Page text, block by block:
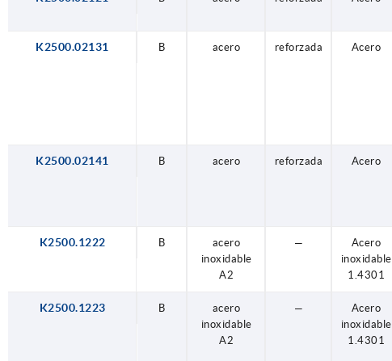
K2500.02131 B acero reforzada Acero
K2500.02141 B acero reforzada Acero
K2500.1222 B
acero
inoxidable
A2
—
Acero
inoxidable
1.4301
K2500.1223 B
acero
inoxidable
A2
—
Acero
inoxidable
1.4301